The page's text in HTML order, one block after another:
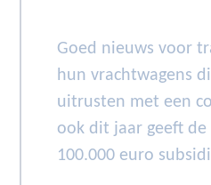
Goed nieuws voor
hun vrachtwagens
uitrusten met een
ook dit jaar geeft
100.000 euro